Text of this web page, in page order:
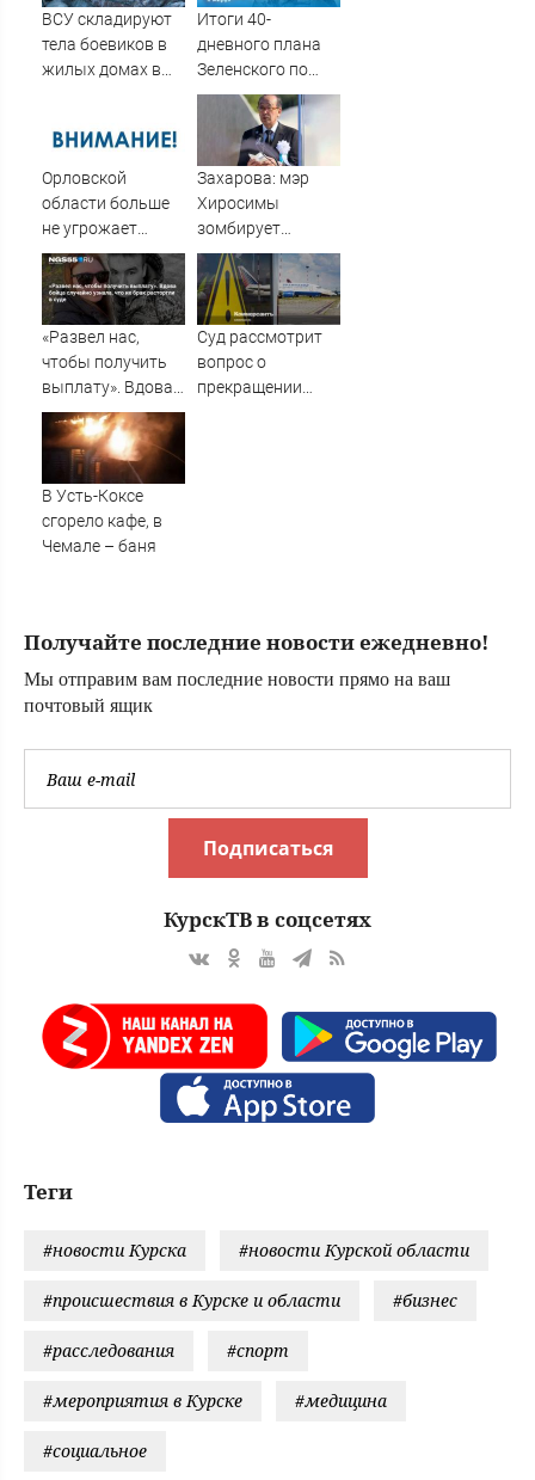
слезы
ВСУ складируют
тела боевиков в
жилых домах в
Итоги 40-
дневного плана
Зеленского по
принуждению к
миру: как
ответила Россия,
полный разбор
провала
операции
военкора Коца
Орловской
области больше
не угрожает
БПЛА-опасность
Захарова: мэр
Хиросимы
зомбирует
японцев
русофобскими
заклинаниями
«Развел нас,
чтобы получить
выплату». Вдова
бойца случайно
узнала, что их
брак расторгли в
суде
Суд рассмотрит
вопрос о
прекращении
В Усть-Коксе
сгорело кафе, в
Чемале – баня
Получайте последние новости ежедневно!
Мы отправим вам последние новости прямо на ваш
почтовый ящик
Подписаться
КурскТВ в соцсетях
Теги
#новости Курска #новости Курской области
#происшествия в Курске и области #бизнес
#расследования #спорт
#мероприятия в Курске #медицина
#социальное